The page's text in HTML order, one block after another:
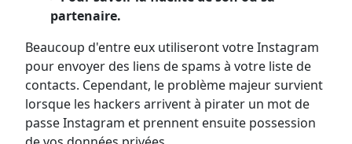
partenaire.
Beaucoup d'entre eux utiliseront votre Instagram
pour envoyer des liens de spams à votre liste de
contacts. Cependant, le problème majeur survient
lorsque les hackers arrivent à pirater un mot de
passe Instagram et prennent ensuite possession